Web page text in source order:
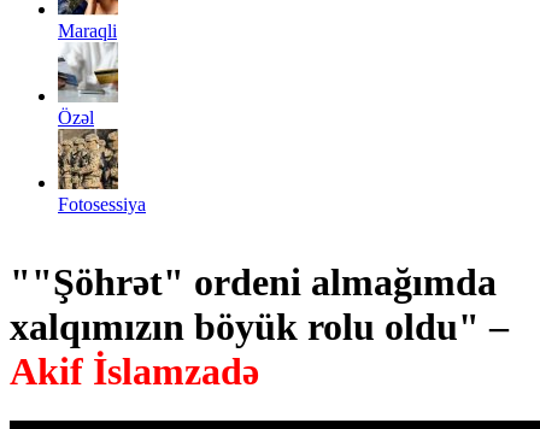
Maraqli
Özəl
Fotosessiya
""Şöhrət" ordeni almağımda
xalqımızın böyük rolu oldu" –
Akif İslamzadə